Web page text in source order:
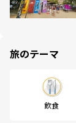
旅のテーマ
飲食